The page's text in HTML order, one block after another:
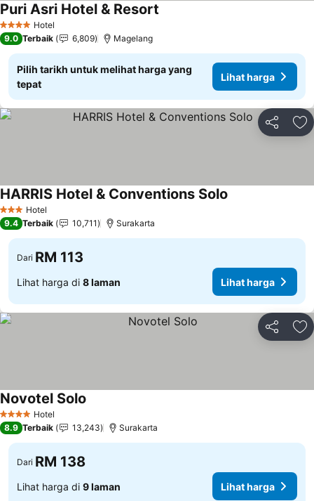
4 BintangHotel
Puri Asri Hotel & Resort
9.0 Terbaik 6,809 Magelang
Pilih tarikh untuk melihat harga yang
tepat
Lihat harga
Kongsi
3 BintangHotel
HARRIS Hotel & Conventions Solo
9.4 Terbaik 10,711 Surakarta
Dari RM 113
Lihat harga di 8 laman Lihat harga
Kongsi
4 BintangHotel
Novotel Solo
8.9 Terbaik 13,243 Surakarta
Dari RM 138
Lihat harga di 9 laman Lihat harga